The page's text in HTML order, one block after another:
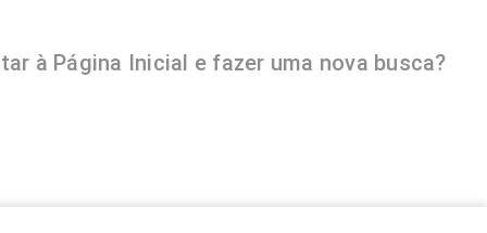
à Página Inicial e fazer uma nova busca?